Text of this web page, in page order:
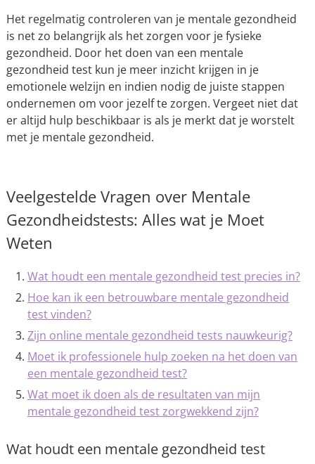
Het regelmatig controleren van je mentale gezondheid
is net zo belangrijk als het zorgen voor je fysieke
gezondheid. Door het doen van een mentale
gezondheid test kun je meer inzicht krijgen in je
emotionele welzijn en indien nodig de juiste stappen
ondernemen om voor jezelf te zorgen. Vergeet niet dat
er altijd hulp beschikbaar is als je merkt dat je worstelt
met je mentale gezondheid.
Veelgestelde Vragen over Mentale
Gezondheidstests: Alles wat je Moet
Weten
Wat houdt een mentale gezondheid test precies in?
Hoe kan ik een betrouwbare mentale gezondheid
test vinden?
Zijn online mentale gezondheid tests nauwkeurig?
Moet ik professionele hulp zoeken na het doen van
een mentale gezondheid test?
Wat moet ik doen als de resultaten van mijn
mentale gezondheid test zorgwekkend zijn?
Wat houdt een mentale gezondheid test